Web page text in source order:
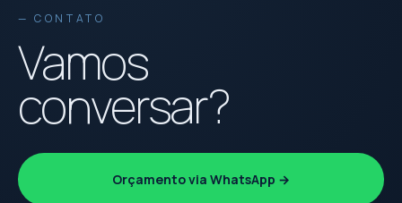
— CONTATO
Vamos
conversar?
Orçamento via WhatsApp →